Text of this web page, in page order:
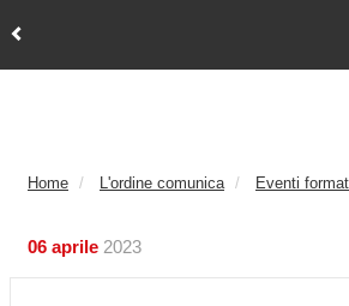
Home L'ordine comunica Eventi
06 aprile 2023